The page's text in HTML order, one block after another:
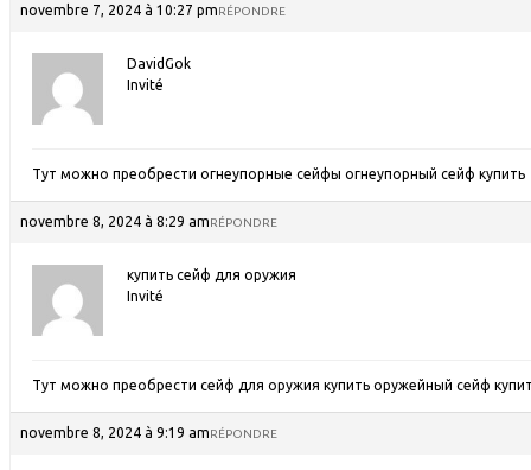
novembre 7, 2024 à 10:27 pmRÉPONDRE
DavidGok
Invité
Тут можно преобрести огнеупорные сейфы огнеупорный сейф купить
novembre 8, 2024 à 8:29 amRÉPONDRE
купить сейф для оружия
Invité
Тут можно преобрести сейф для оружия купить оружейный сейф
novembre 8, 2024 à 9:19 amRÉPONDRE